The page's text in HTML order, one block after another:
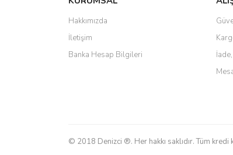
Ürün açıklamasında eksik bilgiler
Ürün bilgilerinde hatalar bulunuyor.
Ürün fiyatı diğer sitelerden daha pahalı.
Bu ürüne benzer farklı alternatifler olmalı.
Hakkımızda
İletişim
Banka Hesap Bilgileri
© 2018 Denizci ®. Her hakkı saklıdır. Tüm